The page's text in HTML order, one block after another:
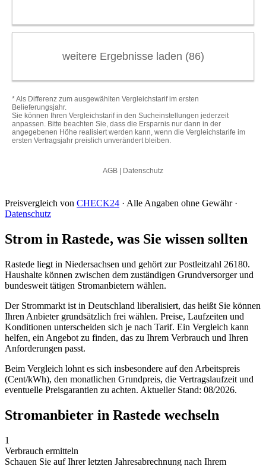
Preisvergleich von CHECK24 · Alle Angaben ohne Gewähr ·
Datenschutz
Strom in Rastede, was Sie wissen sollten
Rastede liegt in Niedersachsen und gehört zur Postleitzahl 26180.
Haushalte können zwischen dem zuständigen Grundversorger und
bundesweit tätigen Stromanbietern wählen.
Der Strommarkt ist in Deutschland liberalisiert, das heißt Sie können
Ihren Anbieter grundsätzlich frei wählen. Preise, Laufzeiten und
Konditionen unterscheiden sich je nach Tarif. Ein Vergleich kann
helfen, ein Angebot zu finden, das zu Ihrem Verbrauch und Ihren
Anforderungen passt.
Beim Vergleich lohnt es sich insbesondere auf den Arbeitspreis
(Cent/kWh), den monatlichen Grundpreis, die Vertragslaufzeit und
eventuelle Preisgarantien zu achten. Aktueller Stand: 08/2026.
Stromanbieter in Rastede wechseln
1
Verbrauch ermitteln
Schauen Sie auf Ihrer letzten Jahresabrechnung nach Ihrem